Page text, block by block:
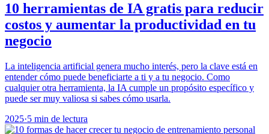
10 herramientas de IA gratis para reducir
costos y aumentar la productividad en tu
negocio
La inteligencia artificial genera mucho interés, pero la clave está en
entender cómo puede beneficiarte a ti y a tu negocio. Como
cualquier otra herramienta, la IA cumple un propósito específico y
puede ser muy valiosa si sabes cómo usarla.
2025·5 min de lectura